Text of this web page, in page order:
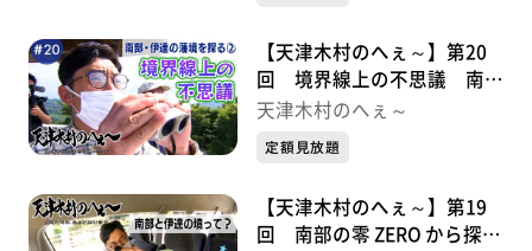
【天津木村のへぇ～】第20
回 境界線上の不思議 南
部・伊達の藩境を探る②
天津木村のへぇ～
定額見放題
【天津木村のへぇ～】第19
回 南部の零 ZERO から探